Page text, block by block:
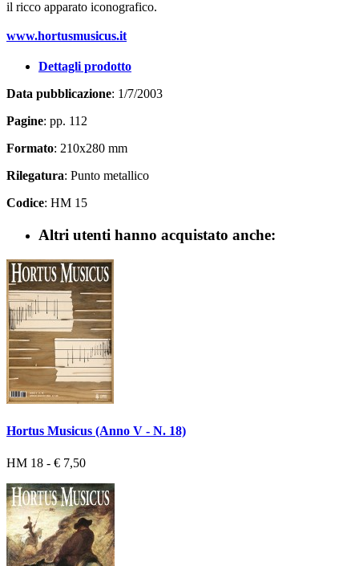
il ricco apparato iconografico.
www.hortusmusicus.it
Dettagli prodotto
Data pubblicazione: 1/7/2003
Pagine: pp. 112
Formato: 210x280 mm
Rilegatura: Punto metallico
Codice: HM 15
Altri utenti hanno acquistato anche:
Hortus Musicus (Anno V - N. 18)
HM 18 - € 7,50